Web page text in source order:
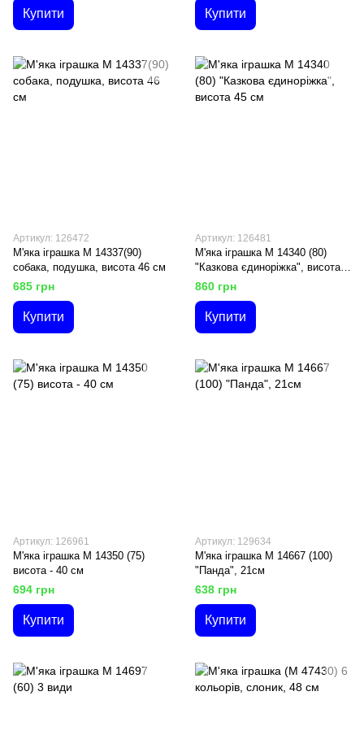
Купити Купити
Артикул: 126472
М'яка іграшка М 14337(90)
собака, подушка, висота 46 см
685 грн
Купити
Артикул: 126481
М'яка іграшка М 14340 (80)
"Казкова єдиноріжка", висота
45 см
860 грн
Купити
Артикул: 126961
М'яка іграшка M 14350 (75)
висота - 40 см
694 грн
Купити
Артикул: 129634
М'яка іграшка M 14667 (100)
"Панда", 21см
638 грн
Купити